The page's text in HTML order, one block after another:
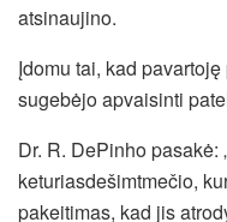
atsinaujino.
Įdomu tai, kad
sugebėjo apvaisinti
Dr. R. DePinho pasakė:
keturiasdešimtmečio,
pakeitimas, kad jis